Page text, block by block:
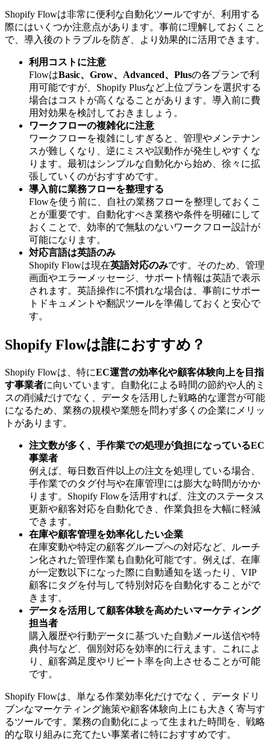
Shopify Flowは非常に便利な自動化ツールですが、利用する
際にはいくつか注意点があります。事前に理解しておくこと
で、導入後のトラブルを防ぎ、より効果的に活用できます。
利用コストに注意
FlowはBasic、Grow、Advanced、Plusの各プランで利
用可能ですが、Shopify Plusなど上位プランを選択する
場合はコストが高くなることがあります。導入前に費
用対効果を検討しておきましょう。
ワークフローの複雑化に注意
ワークフローを複雑にしすぎると、管理やメンテナン
スが難しくなり、逆にミスや誤動作が発生しやすくな
ります。最初はシンプルな自動化から始め、徐々に拡
張していくのがおすすめです。
導入前に業務フローを整理する
Flowを使う前に、自社の業務フローを整理しておくこ
とが重要です。自動化すべき業務や条件を明確にして
おくことで、効率的で無駄のないワークフロー設計が
可能になります。
対応言語は英語のみ
Shopify Flowは現在英語対応のみです。そのため、管理
画面やエラーメッセージ、サポート情報は英語で表示
されます。英語操作に不慣れな場合は、事前にサポー
トドキュメントや翻訳ツールを準備しておくと安心で
す。
Shopify Flowは誰におすすめ？
Shopify Flowは、特にEC運営の効率化や顧客体験向上を目指
す事業者に向いています。自動化による時間の節約や人的ミ
スの削減だけでなく、データを活用した戦略的な運営が可能
になるため、業務の規模や業態を問わず多くの企業にメリッ
トがあります。
注文数が多く、手作業での処理が負担になっているEC
事業者
例えば、毎日数百件以上の注文を処理している場合、
手作業でのタグ付与や在庫管理には膨大な時間がかか
ります。Shopify Flowを活用すれば、注文のステータス
更新や顧客対応を自動化でき、作業負担を大幅に軽減
できます。
在庫や顧客管理を効率化したい企業
在庫変動や特定の顧客グループへの対応など、ルーチ
ン化された管理作業も自動化可能です。例えば、在庫
が一定数以下になった際に自動通知を送ったり、VIP
顧客にタグを付与して特別対応を自動化することがで
きます。
データを活用して顧客体験を高めたいマーケティング
担当者
購入履歴や行動データに基づいた自動メール送信や特
典付与など、個別対応を効率的に行えます。これによ
り、顧客満足度やリピート率を向上させることが可能
です。
Shopify Flowは、単なる作業効率化だけでなく、データドリ
ブンなマーケティング施策や顧客体験向上にも大きく寄与す
るツールです。業務の自動化によって生まれた時間を、戦略
的な取り組みに充てたい事業者に特におすすめです。